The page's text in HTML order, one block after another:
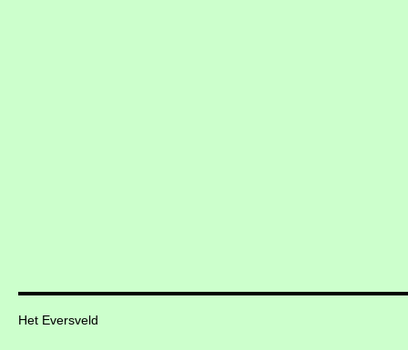
Het Eversveld